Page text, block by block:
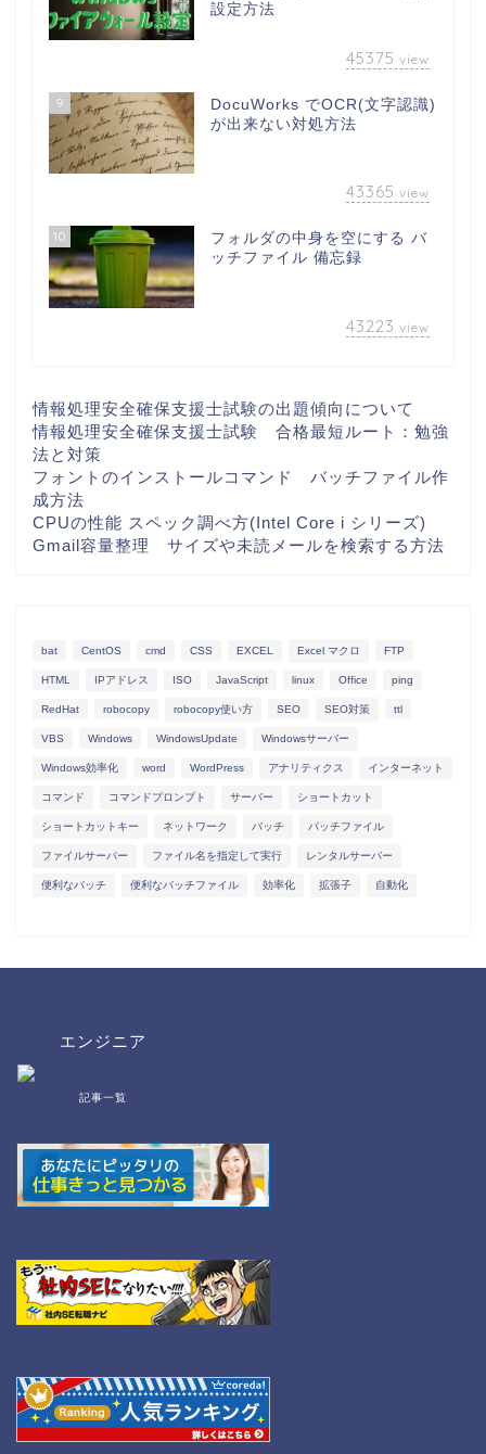
設定方法
45375 view
9
DocuWorks でOCR(文字認識)
が出来ない対処方法
43365 view
10
フォルダの中身を空にする バ
ッチファイル 備忘録
43223 view
情報処理安全確保支援士試験の出題傾向について
情報処理安全確保支援士試験 合格最短ルート：勉強
法と対策
フォントのインストールコマンド バッチファイル作
成方法
CPUの性能 スペック調べ方(Intel Core i シリーズ)
Gmail容量整理 サイズや未読メールを検索する方法
bat CentOS cmd CSS EXCEL Excel マクロ FTP
HTML IPアドレス ISO JavaScript linux Office ping
RedHat robocopy robocopy使い方 SEO SEO対策 ttl
VBS Windows WindowsUpdate Windowsサーバー
Windows効率化 word WordPress アナリティクス インターネット
コマンド コマンドプロンプト サーバー ショートカット
ショートカットキー ネットワーク バッチ バッチファイル
ファイルサーバー ファイル名を指定して実行 レンタルサーバー
便利なバッチ 便利なバッチファイル 効率化 拡張子 自動化
エンジニア
記事一覧